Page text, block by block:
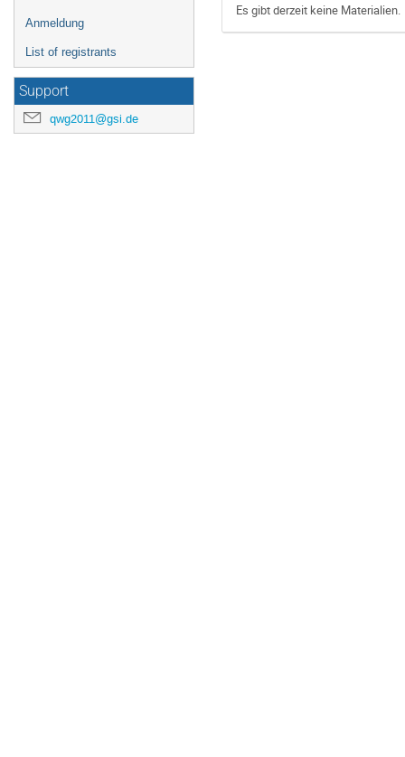
Anmeldung
List of registrants
Support
qwg2011@gsi.de
Es gibt derzeit keine Materialien.